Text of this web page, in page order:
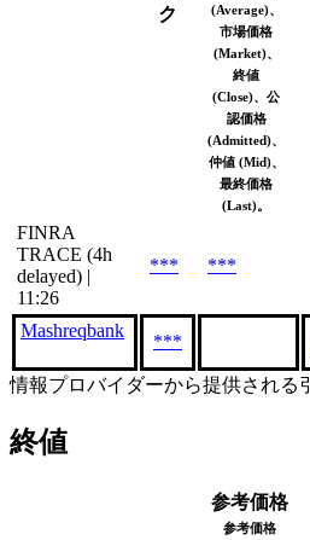
ク
(Average)、
市場価格
(Market)、
終値
(Close)、公
認価格
(Admitted)、
仲値 (Mid)、
最終価格
(Last)。
FINRA
TRACE (4h
delayed) |
11:26
*** ***
Mashreqbank
***
情報プロバイダーから提供される
終値
参考価格
参考価格